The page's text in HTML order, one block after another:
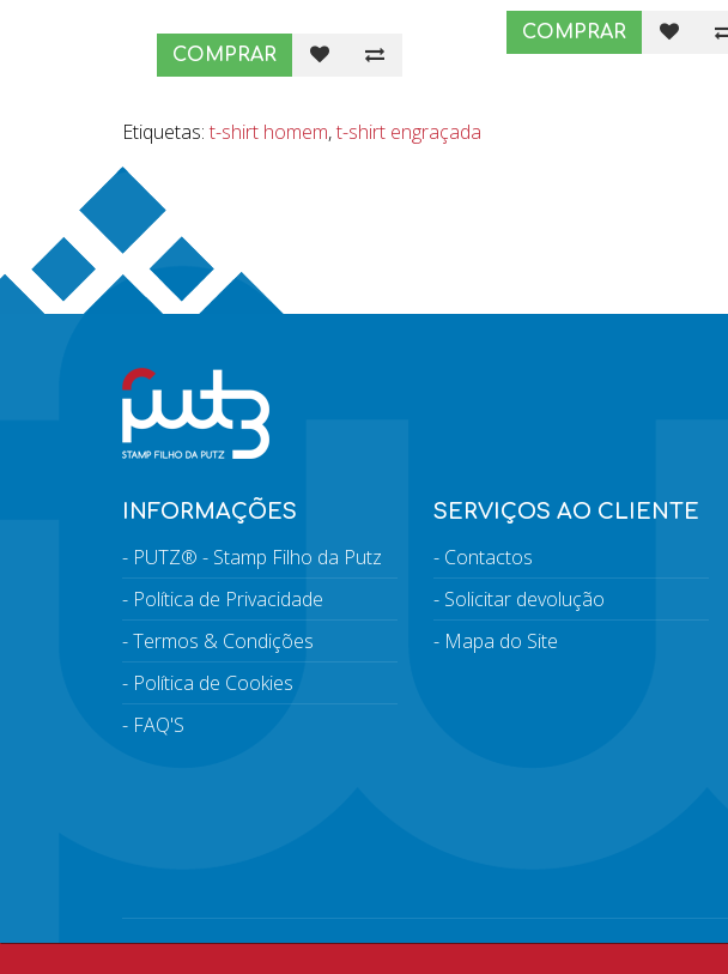
COMPRAR
COMPRAR
Etiquetas: t-shirt homem,t-shirt engraçada
INFORMAÇÕES
PUTZ® - Stamp Filho da Putz
Política de Privacidade
Termos & Condições
Política de Cookies
FAQ'S
SERVIÇOS AO CLIENTE
Contactos
Solicitar devolução
Mapa do Site